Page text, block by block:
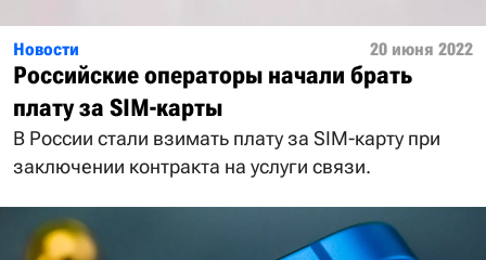
Новости 20 июня 2022
Российские операторы начали брать
плату за SIM-карты
В России стали взимать плату за SIM-карту при
заключении контракта на услуги связи.